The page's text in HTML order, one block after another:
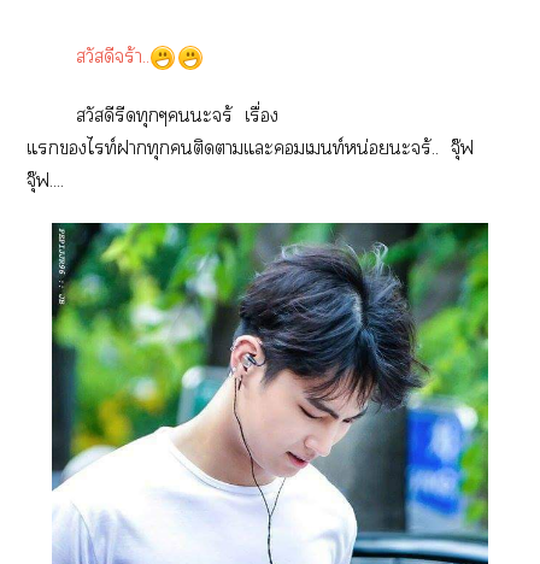
สวัสดีจร้า..
สวัสดีรีดทุกๆะจร้ เรื่อง
แไท์าทุกติดาแะเท์หน่อยะจร้.. จุ๊ฟ
จุ๊ฟ....